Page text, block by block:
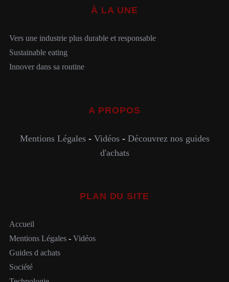
À LA UNE
Vers une industrie plus durable et responsable
Sustainable eating
Innover dans sa routine
A PROPOS
Mentions Légales- Vidéos- Découvrez nos guides
d'achats
PLAN DU SITE
Accueil
Mentions Légales- Vidéos
Guides d achats
Société